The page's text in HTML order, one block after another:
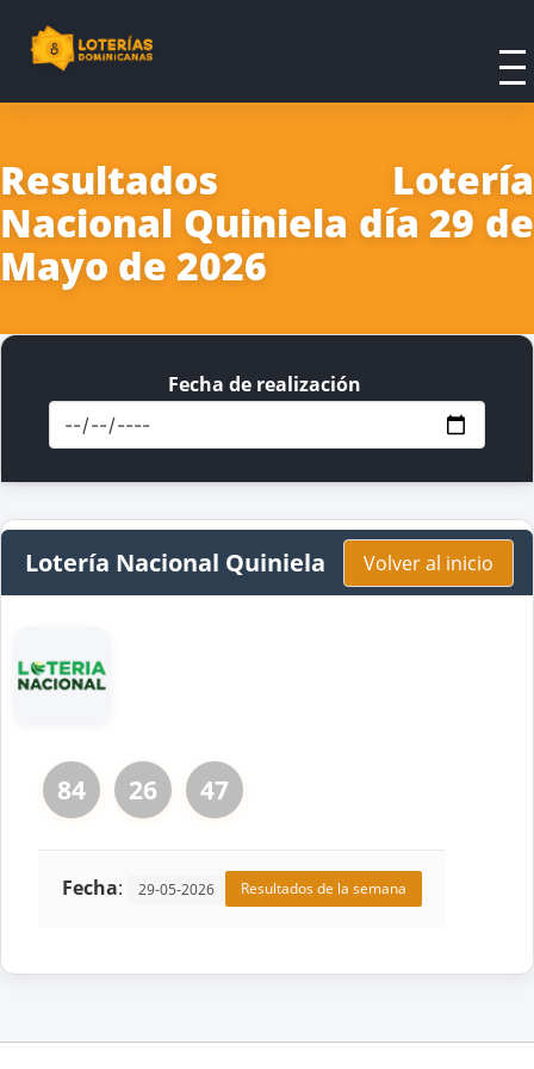
Resultados Lotería
Nacional Quiniela día 29 de
Mayo de 2026
Fecha de realización
Lotería Nacional Quiniela Volver al inicio
84 26 47
Fecha: 29-05-2026 Resultados de la semana